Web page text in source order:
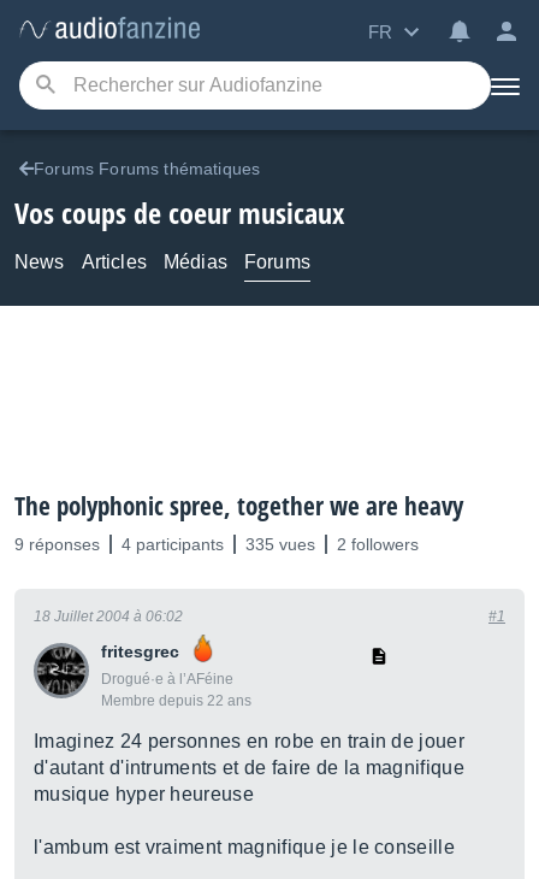
FR
Forums Forums thématiques
Vos coups de coeur musicaux
News Articles Médias Forums
The polyphonic spree, together we are heavy
9 réponses 4 participants 335 vues 2 followers
fritesgrec
Drogué·e à l’AFéine
Membre depuis 22 ans
18 Juillet 2004 à 06:02 #1
Imaginez 24 personnes en robe en train de jouer
d'autant d'intruments et de faire de la magnifique
musique hyper heureuse
l'ambum est vraiment magnifique je le conseille